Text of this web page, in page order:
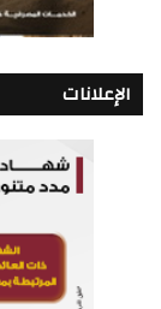
الإعلانات